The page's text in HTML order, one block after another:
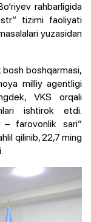
rahbarligida
tizimi faoliyati
yuzasidan
bosh boshqarmasi,
milliy agentligi
VKS orqali
ishtirok etdi.
– farovonlik sari”
qilinib, 22,7 ming